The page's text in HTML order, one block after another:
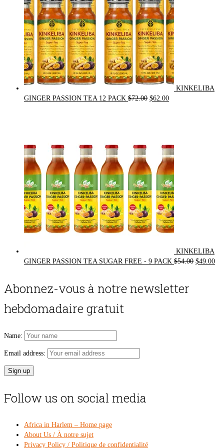
KINKELIBA
GINGER PASSION TEA 12 PACK $72.00 Original
$62.00Current
KINKELIBA
GINGER PASSION TEA SUGAR FREE - 9 PACK $54.00 Original
$49.00
Abonnez-vous à notre newsletter
hebdomadaire gratuit
Name:
Email address:
Follow us on social media
Africa in Harlem – Home page
About Us / À notre sujet
Privacy Policy / Politique de confidentialité